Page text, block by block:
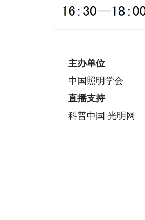
主办单位
中国照明学会
直播支持
科普中国 光明网